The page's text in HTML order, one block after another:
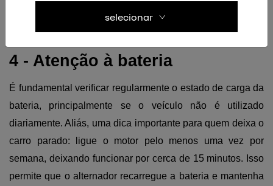
4 - Atenção à bateria
É fundamental verificar regularmente o estado de carga da
bateria, principalmente se o veículo não é utilizado
diariamente. Aliás, uma dica importante para quem deixa o
carro parado: ligue o motor pelo menos uma vez por
semana, deixando funcionar por cerca de 15 minutos. Isso
permite que o alternador recarregue a bateria e mantenha
selecionar